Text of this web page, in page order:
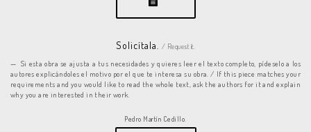
Solicítala. / Request it.
Si esta obra se ajusta a tus necesidades y quieres leer el texto completo, pídeselo a los
autores explicándoles el motivo por el que te interesa su obra. / If this piece matches your
requirements and you would like to read the whole text, ask the authors for it and explain
why you are interested in their work.
Pedro Martín Cedillo.